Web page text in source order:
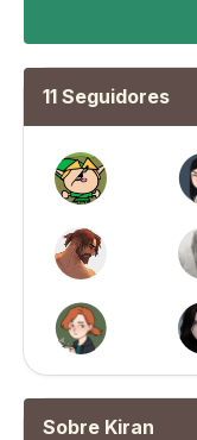
11 Seguidores
Sobre Kiran